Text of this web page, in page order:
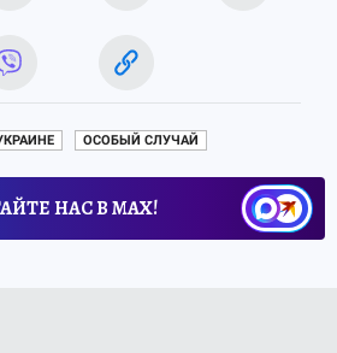
ОСОБЫЙ СЛУЧАЙ
НАС В МАХ!